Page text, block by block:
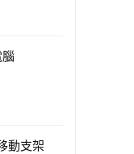
腦
動支架